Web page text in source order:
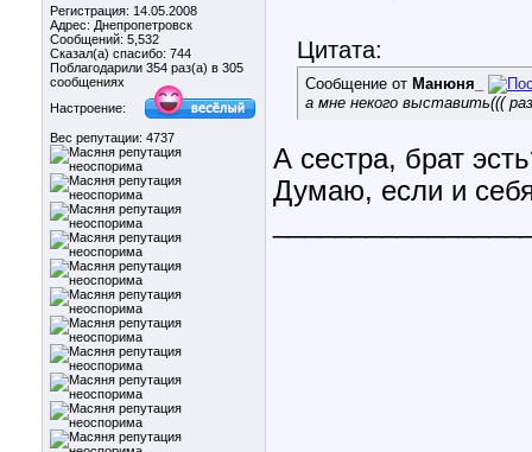
Регистрация: 14.05.2008
Адрес: Днепропетровск
Сообщений: 5,532
Сказал(а) спасибо: 744
Поблагодарили 354 раз(а) в 305
сообщениях
Настроение:
Вес репутации: 4737
Цитата:
Сообщение от Манюня_
а мне некого выставить(((
А сестра, брат
Думаю, если и